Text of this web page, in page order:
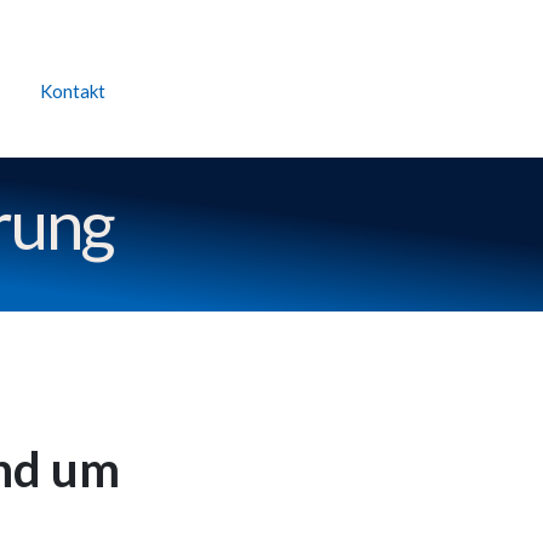
Kontakt
um